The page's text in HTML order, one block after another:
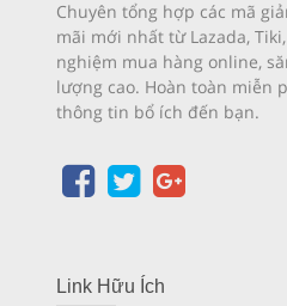
Chuyên tổng hợp các mã
mãi mới nhất từ Lazada,
nghiệm mua hàng online,
lượng cao. Hoàn toàn miễn
thông tin bổ ích đến bạn.
Link Hữu Ích